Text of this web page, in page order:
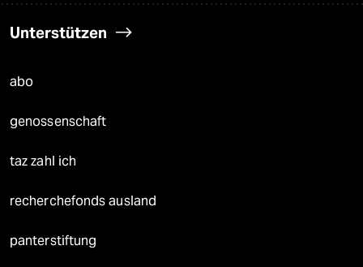
Unterstützen
abo
genossenschaft
taz zahl ich
recherchefonds ausland
panterstiftung